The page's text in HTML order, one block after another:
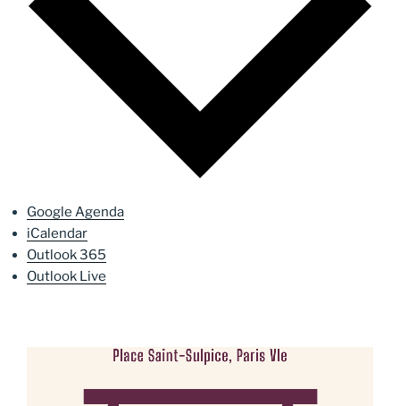
Google Agenda
iCalendar
Outlook 365
Outlook Live